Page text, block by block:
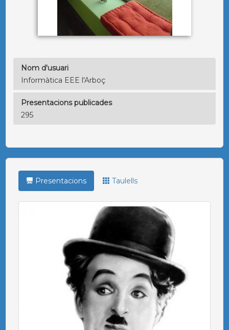
Nom d'usuari
Informàtica EEE l'Arboç
Presentacions publicades
295
Presentacions Taulells